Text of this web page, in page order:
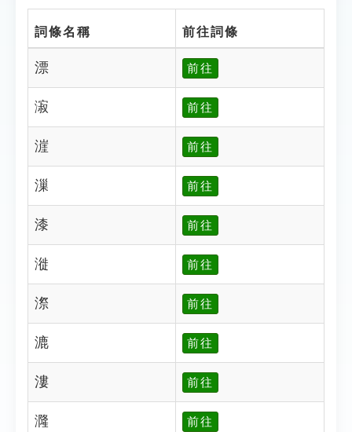
詞條名稱 前往詞條
漂 前往
漃 前往
漄 前往
漅 前往
漆 前往
漇 前往
漈 前往
漉 前往
漊 前往
漋 前往